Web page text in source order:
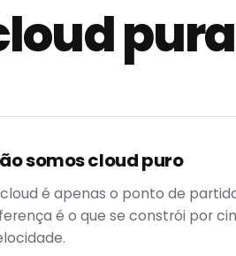
somos cloud puro
é apenas o ponto de
é o que se constrói por